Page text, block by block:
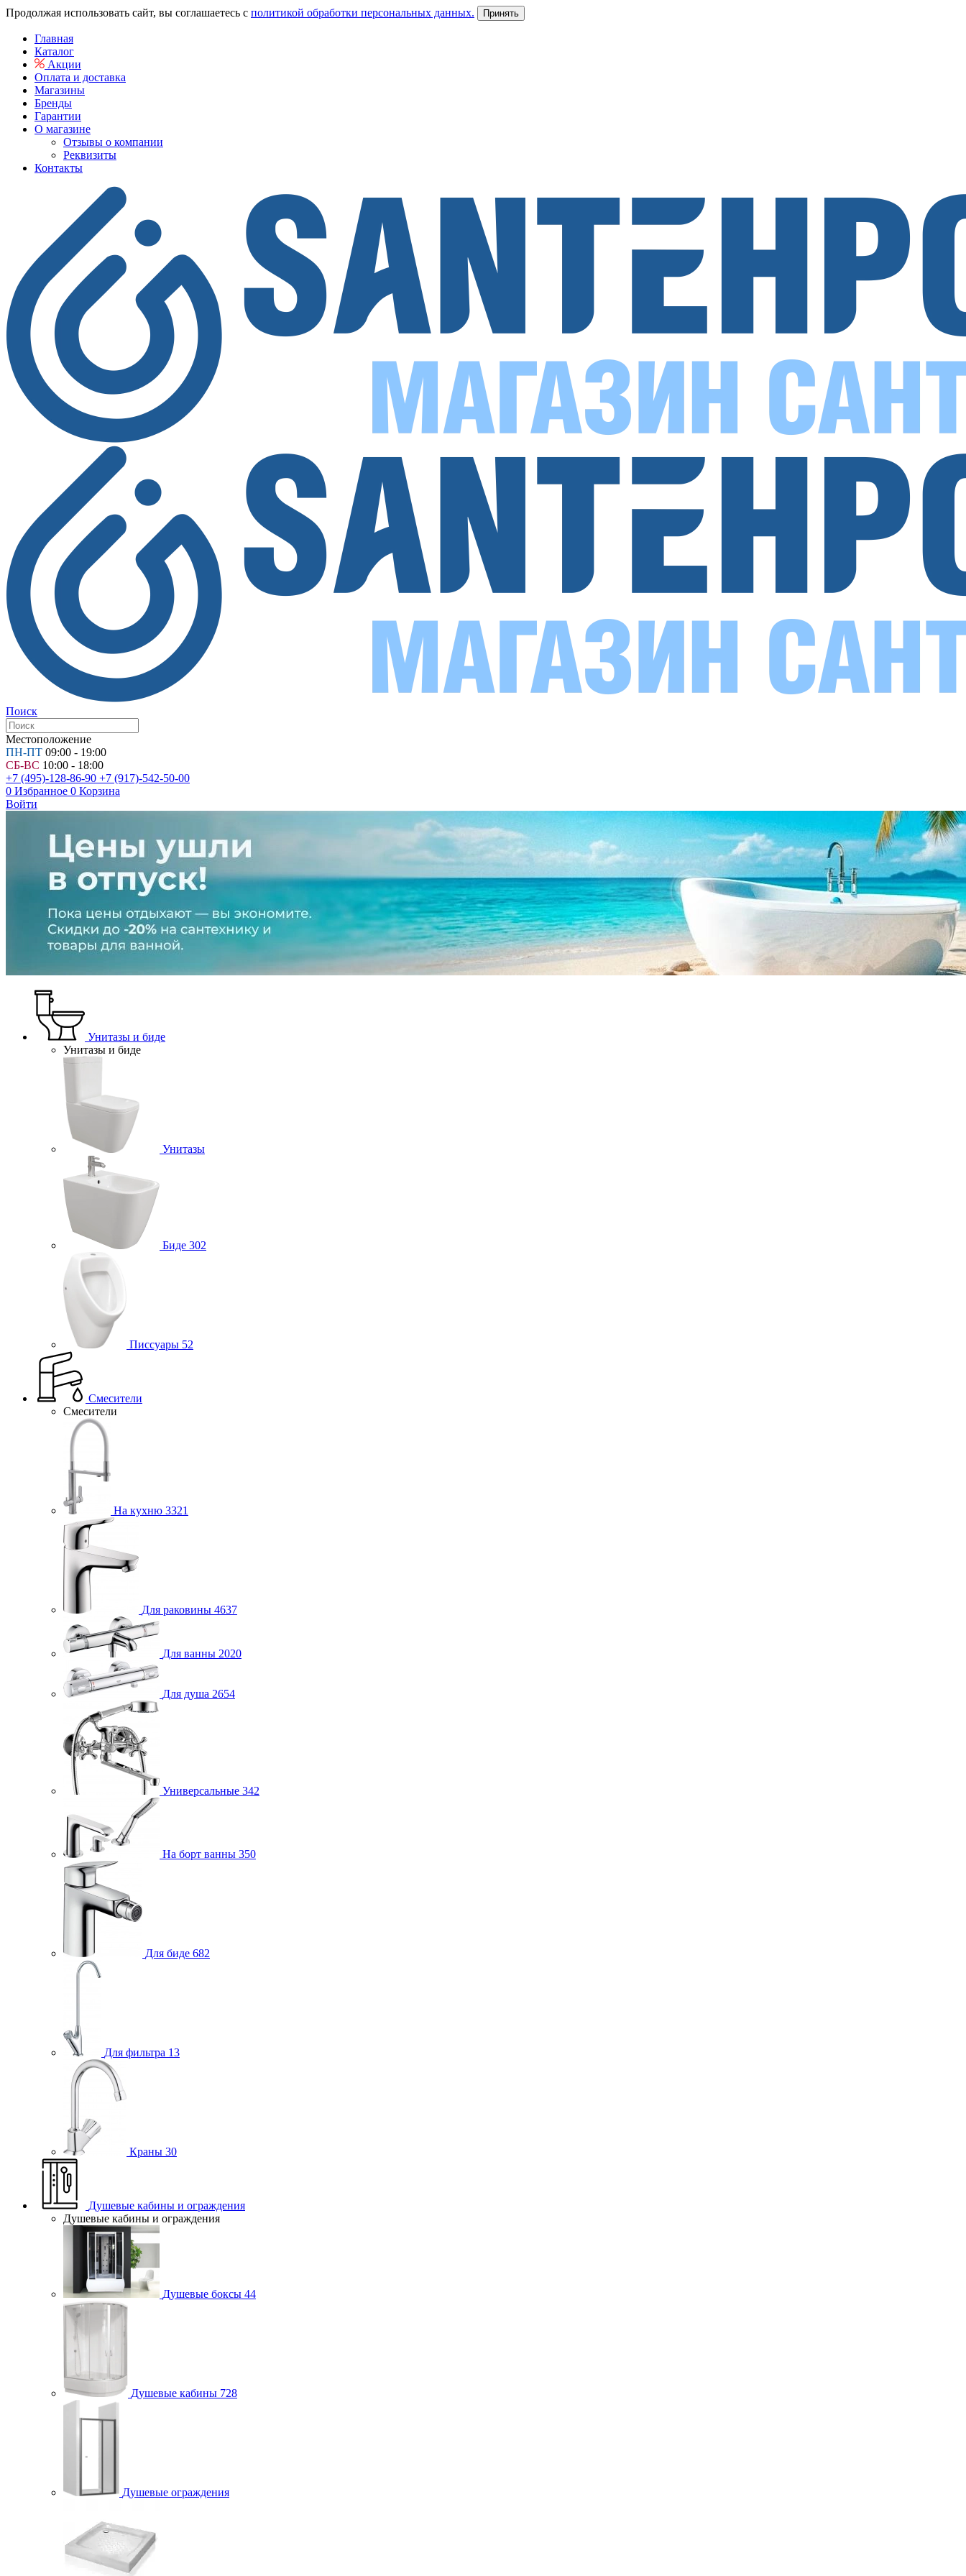
Продолжая использовать сайт, вы соглашаетесь с политикой обработки персональных данных. Принять
Главная
Каталог
Акции
Оплата и доставка
Магазины
Бренды
Гарантии
О магазине
Отзывы о компании
Реквизиты
Контакты
Поиск
Местоположение
ПН-ПТ 09:00 - 19:00
СБ-ВС 10:00 - 18:00
+7 (495)-128-86-90 +7 (917)-542-50-00
0 Избранное 0 Корзина
Войти
Унитазы и биде
Унитазы и биде
Унитазы
Биде 302
Писсуары 52
Смесители
Смесители
На кухню 3321
Для раковины 4637
Для ванны 2020
Для душа 2654
Универсальные 342
На борт ванны 350
Для биде 682
Для фильтра 13
Краны 30
Душевые кабины и ограждения
Душевые кабины и ограждения
Душевые боксы 44
Душевые кабины 728
Душевые ограждения